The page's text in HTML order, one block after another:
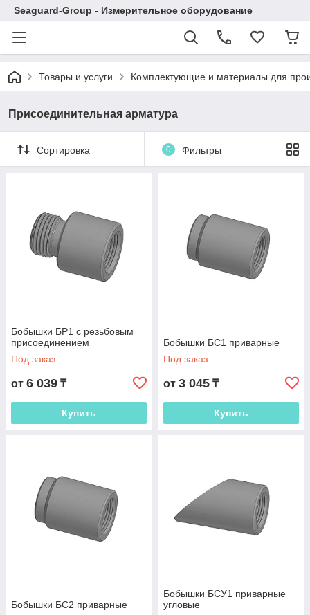
Seaguard-Group - Измерительное оборудование
Товары и услуги Комплектующие и материалы для
Присоединительная арматура
Сортировка 0 Фильтры
Бобышки БР1 с резьбовым
присоединением
Под заказ
от 6 039 ₸
Купить
Бобышки БС1 приварные
Под заказ
от 3 045 ₸
Купить
Бобышки БС2 приварные
Бобышки БСУ1 приварные
угловые